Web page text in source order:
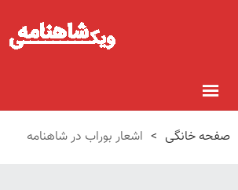
صفحه خانگی > اشعار بوراب در شاهنامه